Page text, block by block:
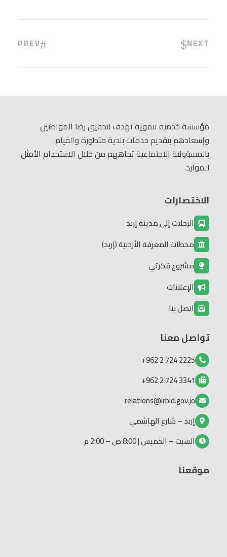
PREV NEXT
مؤسسة خدمية تنموية تهدف لتحقيق رضا المواطنين
وإسعادهم بتقديم خدمات بلدية متطورة والقيام
بالمسؤولية الاجتماعية تجاههم من خلال الاستخدام الأمثل
للموارد.
الاختصارات
الرحلات إلى مدينة إربد
محطات المعرفة الأردنية (إربد)
مشروع فكرتي
الإعلانات
اتصل بنا
تواصل معنا
2225 724 2 962+
3341 724 2 962+
relations@irbid.gov.jo
إربد – شارع الهاشمي
السبت – الخميس | 8:00 ص – 2:00 م
موقعنا